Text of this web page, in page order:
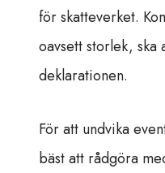
för skatteverket.
oavsett storlek, ska
deklarationen.
För att undvika
bäst att rådgöra